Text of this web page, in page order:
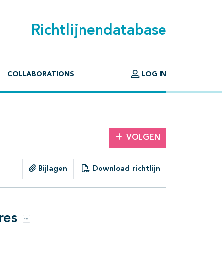
Richtlijnendatabase
COLLABORATIONS LOG IN
VOLGEN
Bijlagen Download richtlijn
Opties